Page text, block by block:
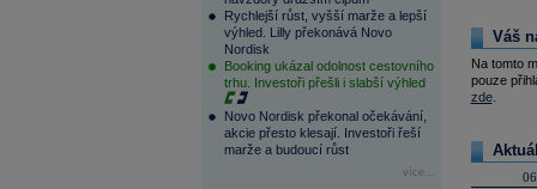
Rychlejší růst, vyšší marže a lepší
výhled. Lilly překonává Novo
Nordisk
Booking ukázal odolnost cestovního
trhu. Investoři přešli i slabší výhled
Novo Nordisk překonal očekávání,
akcie přesto klesají. Investoři řeší
marže a budoucí růst
více...
Váš
Na tomto
pouze
zde.